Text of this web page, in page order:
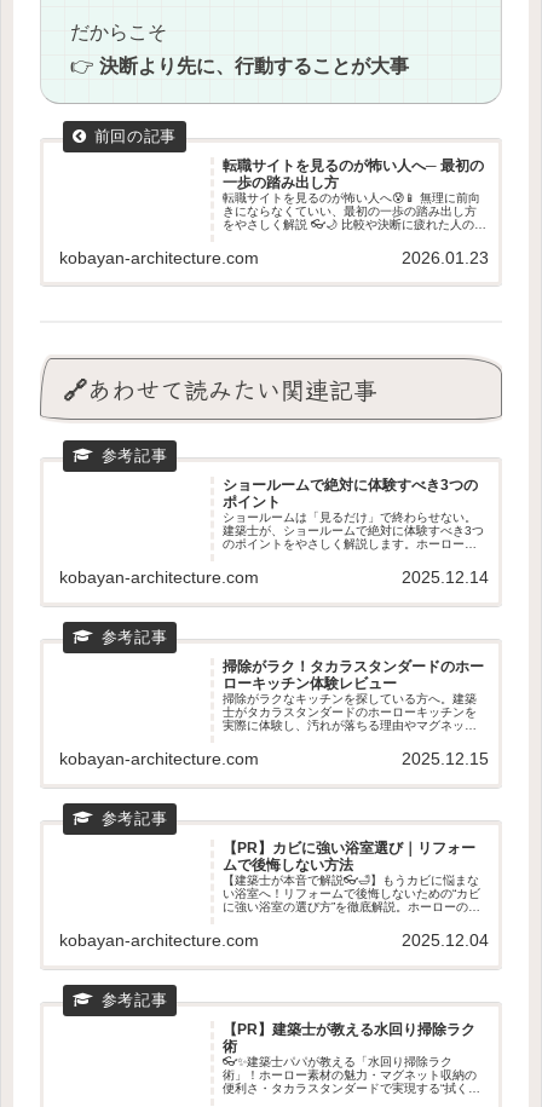
だからこそ
👉 決断より先に、行動することが大事
転職サイトを見るのが怖い人へ─ 最初の
一歩の踏み出し方
転職サイトを見るのが怖い人へ😰📱 無理に前向
きにならなくていい、最初の一歩の踏み出し方
をやさしく解説 👓🌙 比較や決断に疲れた人のた
kobayan-architecture.com 2026.01.23
🔗あわせて読みたい関連記事
ショールームで絶対に体験すべき3つの
ポイント
ショールームは「見るだけ」で終わらせない。
建築士が、ショールームで絶対に体験すべき3つ
のポイントをやさしく解説します。ホーローの
地まで。新築・リフォームどちらにも役立つ、
後悔しない見学のコツがわかる記事です。
kobayan-architecture.com 2025.12.14
掃除がラク！タカラスタンダードのホー
ローキッチン体験レビュー
掃除がラクなキッチンを探している方へ。建築
士がタカラスタンダードのホーローキッチンを
実際に体験し、汚れが落ちる理由やマグネット
の相性やショールームで見るべきポイントもわ
かる、後悔しないキッチン選びの記事です。
kobayan-architecture.com 2025.12.15
【PR】カビに強い浴室選び｜リフォー
ムで後悔しない方法
【建築士が本音で解説👓🛁】もうカビに悩まな
い浴室へ！リフォームで後悔しないための“カビ
に強い浴室の選び方”を徹底解説。ホーローの汚
カラスタンダードが選ばれる理由を専門目線で
紹介。ショールームで確認すべきポイントもわ
kobayan-architecture.com 2025.12.04
【PR】建築士が教える水回り掃除ラク
術
👓✨建築士パパが教える「水回り掃除ラク
術」！ホーロー素材の魅力・マグネット収納の
便利さ・タカラスタンダードで実現する“拭くだ